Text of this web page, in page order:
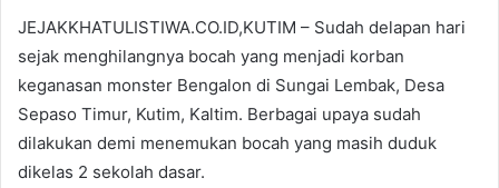
JEJAKKHATULISTIWA.CO.ID,KUTIM – Sudah delapan hari
sejak menghilangnya bocah yang menjadi korban
keganasan monster Bengalon di Sungai Lembak, Desa
Sepaso Timur, Kutim, Kaltim. Berbagai upaya sudah
dilakukan demi menemukan bocah yang masih duduk
dikelas 2 sekolah dasar.